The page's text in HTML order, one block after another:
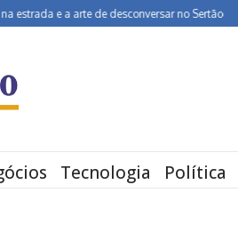
e a arte de desconversar no Sertão APA
Tecnologia Política